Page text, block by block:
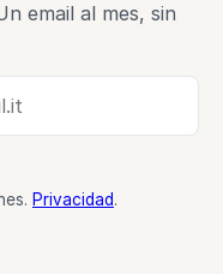
email al mes, sin
Privacidad.